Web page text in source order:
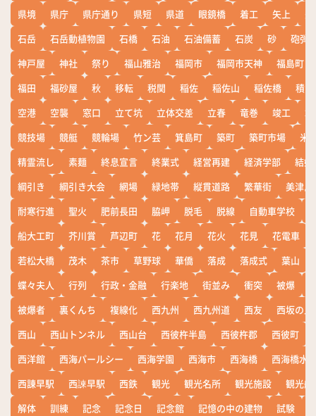
県境
県庁 県庁通り 県短 県道 眼鏡橋 着工 矢上
石岳
石岳動植物園 石橋 石油 石油備蓄 石炭 砂
砲弾
神戸屋
神社 祭り 福山雅治 福岡市 福岡市天神
福島町
福田
福砂屋 秋 移転 税関 稲佐 稲佐山 稲佐橋
積雪
空港
空襲 窓口 立て坑 立体交差 立春 竜巻 竣工
競技場
競艇 競輪場 竹ン芸 箕島町 築町 築町市場
米
精霊流し
素麺 終息宣言 終業式 経営再建 経済学部
結婚
綱引き
綱引き大会 網場 緑地帯 縦貫道路 繁華街
美津島
耐寒行進
聖火 肥前長田 脇岬 脱毛 脱線 自動車学校
船大工町
芥川賞 芦辺町 花 花月 花火 花見 花電車
若松大橋
茂木 茶市 草野球 華僑 落成 落成式 葉山
蝶々夫人
行列 行政・金融 行楽地 街並み 衝突 被爆
被爆者
裏くんち 複線化 西九州 西九州道 西友
西坂の丘
西山
西山トンネル 西山台 西彼杵半島 西彼杵郡 西彼町
西洋館
西海パールシー 西海学園 西海市 西海橋
西海橋水
西諌早駅
西諫早駅 西鉄 観光 観光名所 観光施設
観光船
解体
訓練 記念 記念日 記念館 記憶の中の建物 試験